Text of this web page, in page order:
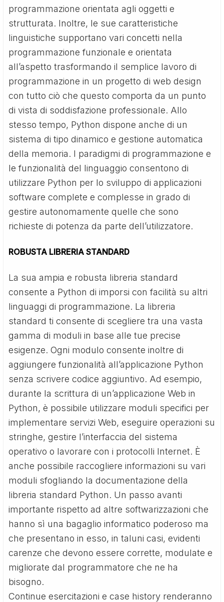
programmazione orientata agli oggetti e
strutturata. Inoltre, le sue caratteristiche
linguistiche supportano vari concetti nella
programmazione funzionale e orientata
all’aspetto trasformando il semplice lavoro di
programmazione in un progetto di web design
con tutto ciò che questo comporta da un punto
di vista di soddisfazione professionale. Allo
stesso tempo, Python dispone anche di un
sistema di tipo dinamico e gestione automatica
della memoria. I paradigmi di programmazione e
le funzionalità del linguaggio consentono di
utilizzare Python per lo sviluppo di applicazioni
software complete e complesse in grado di
gestire autonomamente quelle che sono
richieste di potenza da parte dell’utilizzatore.
ROBUSTA LIBRERIA STANDARD
La sua ampia e robusta libreria standard
consente a Python di imporsi con facilità su altri
linguaggi di programmazione. La libreria
standard ti consente di scegliere tra una vasta
gamma di moduli in base alle tue precise
esigenze. Ogni modulo consente inoltre di
aggiungere funzionalità all’applicazione Python
senza scrivere codice aggiuntivo. Ad esempio,
durante la scrittura di un’applicazione Web in
Python, è possibile utilizzare moduli specifici per
implementare servizi Web, eseguire operazioni su
stringhe, gestire l’interfaccia del sistema
operativo o lavorare con i protocolli Internet. È
anche possibile raccogliere informazioni su vari
moduli sfogliando la documentazione della
libreria standard Python. Un passo avanti
importante rispetto ad altre softwarizzazioni che
hanno sì una bagaglio informatico poderoso ma
che presentano in esso, in taluni casi, evidenti
carenze che devono essere corrette, modulate e
migliorate dal programmatore che ne ha
bisogno.
Continue esercitazioni e case history renderanno